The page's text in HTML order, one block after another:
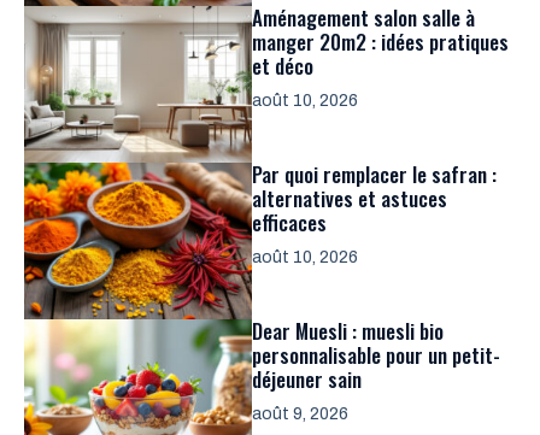
Aménagement salon salle à
manger 20m2 : idées pratiques
et déco
août 10, 2026
Par quoi remplacer le safran :
alternatives et astuces
efficaces
août 10, 2026
Dear Muesli : muesli bio
personnalisable pour un petit-
déjeuner sain
août 9, 2026